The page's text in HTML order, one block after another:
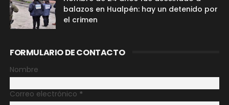
balazos en Hualpén: hay un detenido por
el crimen
FORMULARIO DE CONTACTO
Nombre
Correo electrónico *